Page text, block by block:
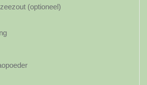
(optioneel)